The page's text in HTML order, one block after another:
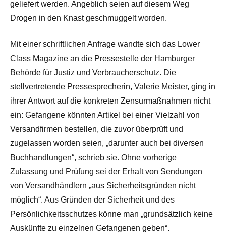
geliefert werden. Angeblich seien auf diesem Weg
Drogen in den Knast geschmuggelt worden.
Mit einer schriftlichen Anfrage wandte sich das Lower
Class Magazine an die Pressestelle der Hamburger
Behörde für Justiz und Verbraucherschutz. Die
stellvertretende Pressesprecherin, Valerie Meister, ging in
ihrer Antwort auf die konkreten Zensurmaßnahmen nicht
ein: Gefangene könnten Artikel bei einer Vielzahl von
Versandfirmen bestellen, die zuvor überprüft und
zugelassen worden seien, „darunter auch bei diversen
Buchhandlungen“, schrieb sie. Ohne vorherige
Zulassung und Prüfung sei der Erhalt von Sendungen
von Versandhändlern „aus Sicherheitsgründen nicht
möglich“. Aus Gründen der Sicherheit und des
Persönlichkeitsschutzes könne man „grundsätzlich keine
Auskünfte zu einzelnen Gefangenen geben“.